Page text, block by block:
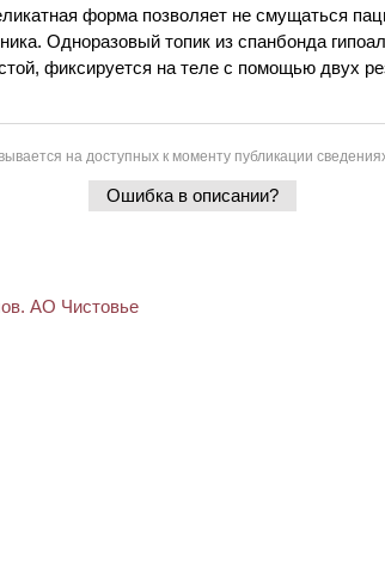
форма позволяет не смущаться
Одноразовый топик из спанбонда
фиксируется на теле с помощью двух
на доступных к моменту публикации
Ошибка в описании?